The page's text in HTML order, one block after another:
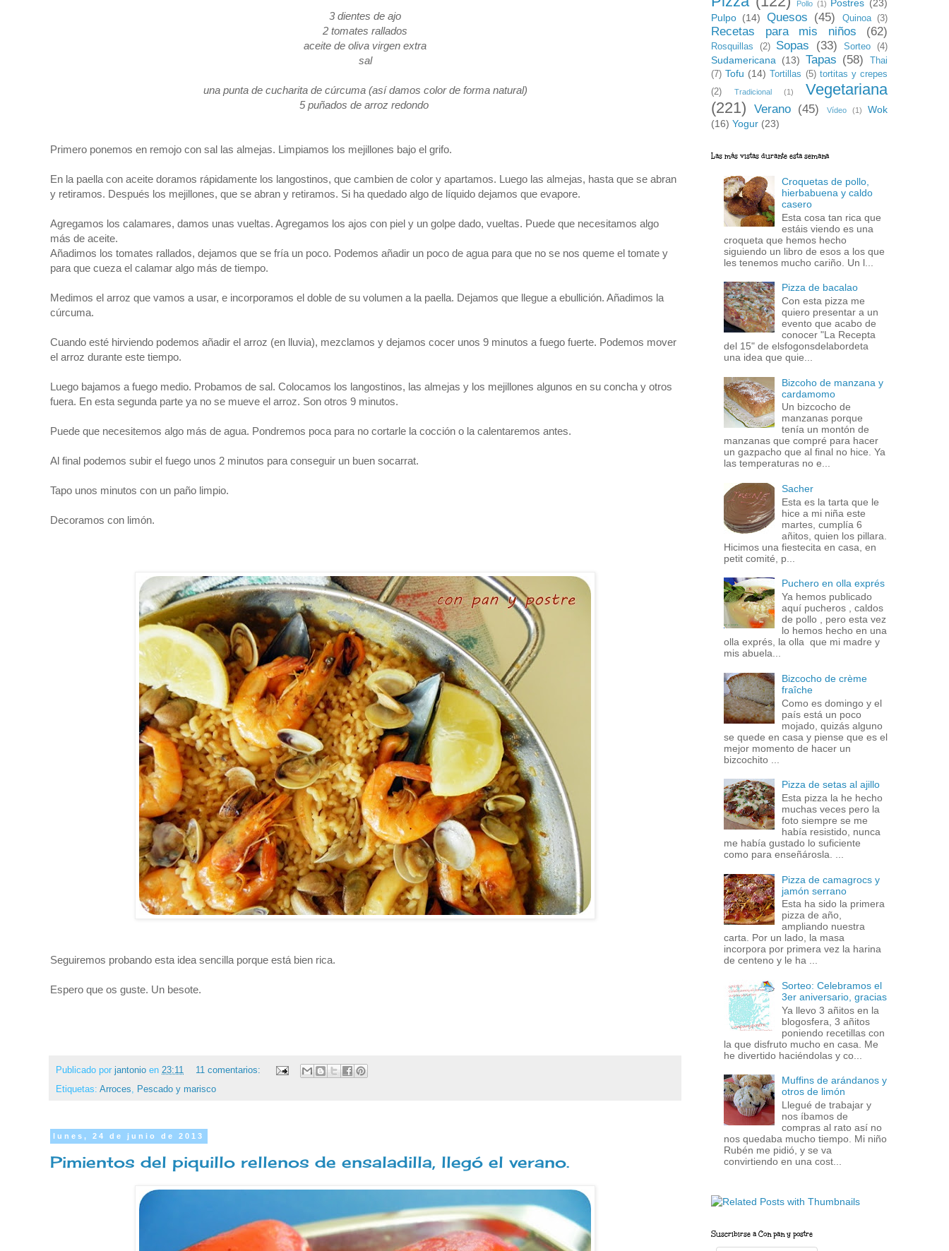
3 dientes de ajo
2 tomates rallados
aceite de oliva virgen extra
sal
una punta de cucharita de cúrcuma (así damos color de forma natural)
5 puñados de arroz redondo
Primero ponemos en remojo con sal las almejas. Limpiamos los mejillones bajo el grifo.
En la paella con aceite doramos rápidamente los langostinos, que cambien de color y apartamos. Luego las almejas, hasta que se abran
y retiramos. Después los mejillones, que se abran y retiramos. Si ha quedado algo de líquido dejamos que evapore.
Agregamos los calamares, damos unas vueltas. Agregamos los ajos con piel y un golpe dado, vueltas. Puede que necesitamos algo
más de aceite.
Añadimos los tomates rallados, dejamos que se fría un poco. Podemos añadir un poco de agua para que no se nos queme el tomate y
para que cueza el calamar algo más de tiempo.
Medimos el arroz que vamos a usar, e incorporamos el doble de su volumen a la paella. Dejamos que llegue a ebullición. Añadimos la
cúrcuma.
Cuando esté hirviendo podemos añadir el arroz (en lluvia), mezclamos y dejamos cocer unos 9 minutos a fuego fuerte. Podemos mover
el arroz durante este tiempo.
Luego bajamos a fuego medio. Probamos de sal. Colocamos los langostinos, las almejas y los mejillones algunos en su concha y otros
fuera. En esta segunda parte ya no se mueve el arroz. Son otros 9 minutos.
Puede que necesitemos algo más de agua. Pondremos poca para no cortarle la cocción o la calentaremos antes.
Al final podemos subir el fuego unos 2 minutos para conseguir un buen socarrat.
Tapo unos minutos con un paño limpio.
Decoramos con limón.
Seguiremos probando esta idea sencilla porque está bien rica.
Espero que os guste. Un besote.
Publicado por jantonio en 23:11
11 comentarios:
Etiquetas: Arroces Pescado y marisco
lunes, 24 de junio de 2013
Pimientos del piquillo rellenos de ensaladilla, llegó el verano.
Pollo (1) Postres (23)
Pulpo (14) Quesos (45) Quinoa (3)
Recetas para mis niños (62)
Rosquillas (2) Sopas (33) Sorteo (4)
Sudamericana (13) Tapas (58)
Thai
(7) Tofu (14) Tortillas (5) tortitas y crepes
(2)
Tradicional (1)
Vegetariana
(221)
Verano (45) Vídeo (1)
Wok
(16) Yogur (23)
Las más vistas durante esta semana
Croquetas de pollo,
hierbabuena y caldo
casero
Esta cosa tan rica que
estáis viendo es una
croqueta que hemos hecho
siguiendo un libro de esos a los que
les tenemos mucho cariño. Un l...
Pizza de bacalao
Con esta pizza me
quiero presentar a un
evento que acabo de
conocer "La Recepta
del 15" de elsfogonsdelabordeta
una idea que quie...
Bizcoho de manzana y
cardamomo
Un bizcocho de
manzanas porque
tenía un montón de
manzanas que compré para hacer
un gazpacho que al final no hice. Ya
las temperaturas no e...
Sacher
Esta es la tarta que le
hice a mi niña este
martes, cumplía 6
añitos, quien los pillara.
Hicimos una fiestecita en casa, en
petit comité, p...
Puchero en olla exprés
Ya hemos publicado
aquí pucheros , caldos
de pollo , pero esta vez
lo hemos hecho en una
olla exprés, la olla que mi madre y
mis abuela...
Bizcocho de crème
fraîche
Como es domingo y el
país está un poco
mojado, quizás alguno
se quede en casa y piense que es el
mejor momento de hacer un
bizcochito ...
Pizza de setas al ajillo
Esta pizza la he hecho
muchas veces pero la
foto siempre se me
había resistido, nunca
me había gustado lo suficiente
como para enseñárosla. ...
Pizza de camagrocs y
jamón serrano
Esta ha sido la primera
pizza de año,
ampliando nuestra
carta. Por un lado, la masa
incorpora por primera vez la harina
de centeno y le ha ...
Sorteo: Celebramos el
3er aniversario, gracias
Ya llevo 3 añitos en la
blogosfera, 3 añitos
poniendo recetillas con
la que disfruto mucho en casa. Me
he divertido haciéndolas y co...
Muffins de arándanos y
otros de limón
Llegué de trabajar y
nos íbamos de
compras al rato así no
nos quedaba mucho tiempo. Mi niño
Rubén me pidió, y se va
convirtiendo en una cost...
Suscribirse a Con pan y postre